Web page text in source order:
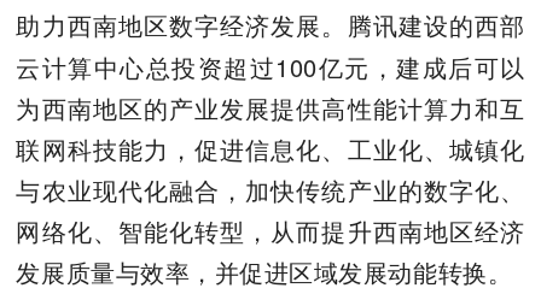
助力西南地区数字经济发展。腾讯建设的西部
云计算中心总投资超过100亿元，建成后可以
为西南地区的产业发展提供高性能计算力和互
联网科技能力，促进信息化、工业化、城镇化
与农业现代化融合，加快传统产业的数字化、
网络化、智能化转型，从而提升西南地区经济
发展质量与效率，并促进区域发展动能转换。